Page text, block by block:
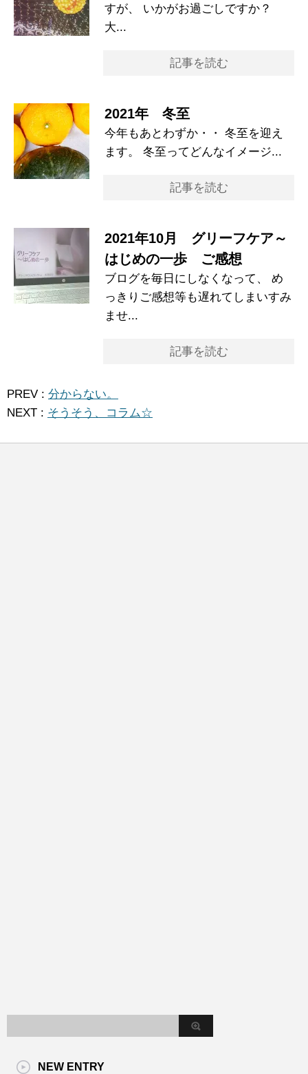
すが、 いかがお過ごしですか？
大...
記事を読む
2021年 冬至
今年もあとわずか・・ 冬至を迎え
ます。 冬至ってどんなイメージ...
記事を読む
2021年10月 グリーフケア～
はじめの一歩 ご感想
ブログを毎日にしなくなって、 め
っきりご感想等も遅れてしまいすみ
ませ...
記事を読む
PREV : 分からない。
NEXT : そうそう、コラム☆
NEW ENTRY